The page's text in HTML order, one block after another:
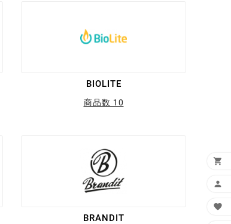
BIOLITE
商品数 10
BRANDIT


